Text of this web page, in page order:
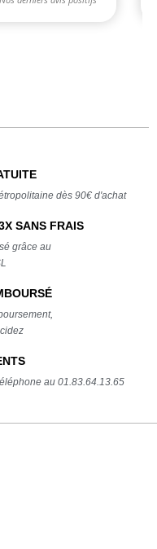
dès 90€ d'achat
SANS FRAIS
grâce au
au 01.83.64.13.65